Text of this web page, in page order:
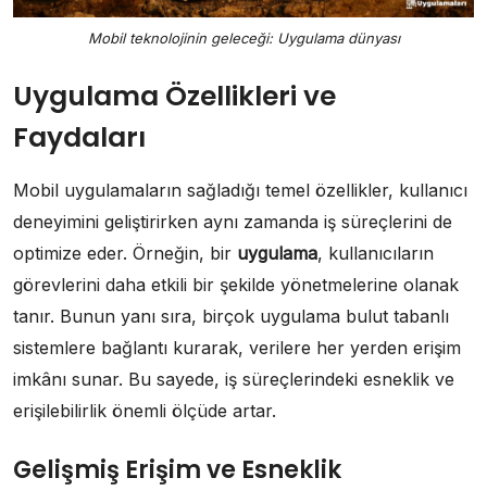
Mobil teknolojinin geleceği: Uygulama dünyası
Uygulama Özellikleri ve
Faydaları
Mobil uygulamaların sağladığı temel özellikler, kullanıcı
deneyimini geliştirirken aynı zamanda iş süreçlerini de
optimize eder. Örneğin, bir uygulama, kullanıcıların
görevlerini daha etkili bir şekilde yönetmelerine olanak
tanır. Bunun yanı sıra, birçok uygulama bulut tabanlı
sistemlere bağlantı kurarak, verilere her yerden erişim
imkânı sunar. Bu sayede, iş süreçlerindeki esneklik ve
erişilebilirlik önemli ölçüde artar.
Gelişmiş Erişim ve Esneklik